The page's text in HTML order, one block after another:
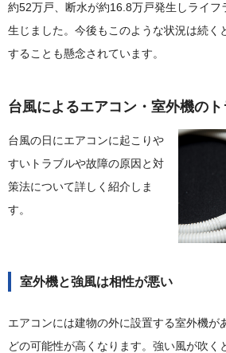
約52万戸、断水が約16.8万戸発生しライフ
生じました。今後もこのような状況は続く
することも懸念されています。
台風によるエアコン・室外機のト
台風の日にエアコンに起こりや
すいトラブルや故障の原因と対
策法について詳しく紹介しま
す。
室外機と強風は相性が悪い
エアコンには建物の外に設置する室外機が
どの可能性が高くなります。強い風が吹く